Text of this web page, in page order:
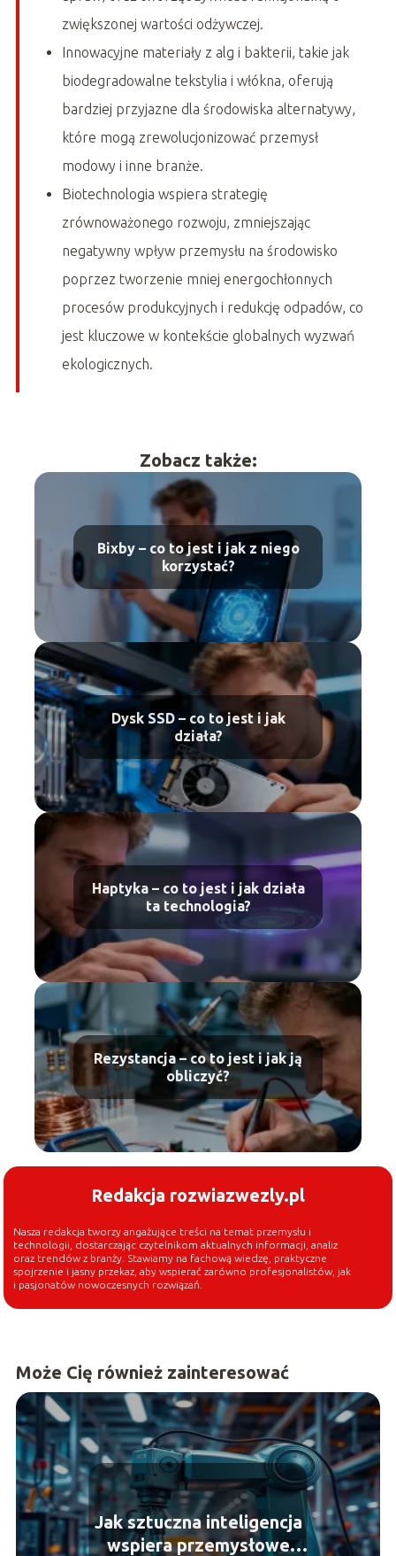
zwiększonej wartości odżywczej.
Innowacyjne materiały z alg i bakterii, takie jak
biodegradowalne tekstylia i włókna, oferują
bardziej przyjazne dla środowiska alternatywy,
które mogą zrewolucjonizować przemysł
modowy i inne branże.
Biotechnologia wspiera strategię
zrównoważonego rozwoju, zmniejszając
negatywny wpływ przemysłu na środowisko
poprzez tworzenie mniej energochłonnych
procesów produkcyjnych i redukcję odpadów, co
jest kluczowe w kontekście globalnych wyzwań
ekologicznych.
Zobacz także:
Bixby – co to jest i jak z niego
korzystać?
Dysk SSD – co to jest i jak
działa?
Haptyka – co to jest i jak działa
ta technologia?
Rezystancja – co to jest i jak ją
obliczyć?
Redakcja rozwiazwezly.pl
Nasza redakcja tworzy angażujące treści na temat przemysłu i
technologii, dostarczając czytelnikom aktualnych informacji, analiz
oraz trendów z branży. Stawiamy na fachową wiedzę, praktyczne
spojrzenie i jasny przekaz, aby wspierać zarówno profesjonalistów, jak
i pasjonatów nowoczesnych rozwiązań.
Może Cię również zainteresować
Jak sztuczna inteligencja
wspiera przemysłowe